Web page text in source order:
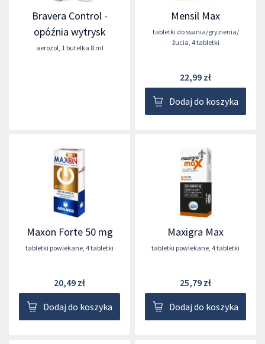
Bravera Control -
opóźnia wytrysk
aerozol 1 butelka 8 ml
Mensil Max
tabletki do ssania/gryzienia/
żucia 4 tabletki
22,99 zł
Dodaj do koszyka
Maxon Forte 50 mg
tabletki powlekane 4 tabletki
20,49 zł
Dodaj do koszyka
Maxigra Max
tabletki powlekane 4 tabletki
25,79 zł
Dodaj do koszyka